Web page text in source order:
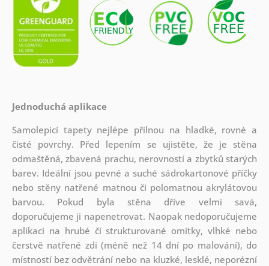
Jednoduchá aplikace
Samolepicí tapety nejlépe přilnou na hladké, rovné a
čisté povrchy. Před lepením se ujistěte, že je stěna
odmaštěná, zbavená prachu, nerovností a zbytků starých
barev. Ideální jsou pevné a suché sádrokartonové příčky
nebo stěny natřené matnou či polomatnou akrylátovou
barvou. Pokud byla stěna dříve velmi savá,
doporučujeme ji napenetrovat. Naopak nedoporučujeme
aplikaci na hrubé či strukturované omítky, vlhké nebo
čerstvě natřené zdi (méně než 14 dní po malování), do
místností bez odvětrání nebo na kluzké, lesklé, neporézní